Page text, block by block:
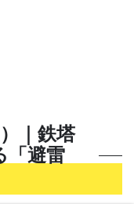
｜鉄塔
「避雷